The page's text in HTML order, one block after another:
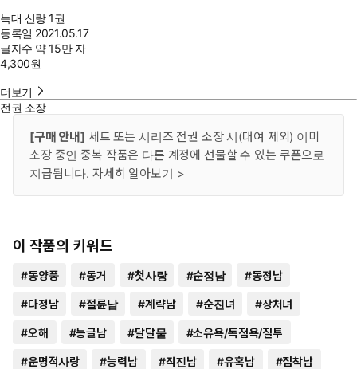
늑대 신랑 1권
등록일 2021.05.17
글자수 약 15만 자
4,300원
더보기
전권 소장
[구매 안내] 세트 또는 시리즈 전권 소장 시(대여 제외) 이미
소장 중인 중복 작품은 다른 계정에 선물할 수 있는 쿠폰으로
지급됩니다. 자세히 알아보기 >
이 작품의 키워드
#동양풍 #동거 #첫사랑 #순정남 #동정남
#다정남 #절륜남 #계략남 #순진녀 #상처녀
#오해 #능글남 #달달물 #소유욕/독점욕/질투
#운명적사랑 #능력남 #직진남 #유혹남 #집착남